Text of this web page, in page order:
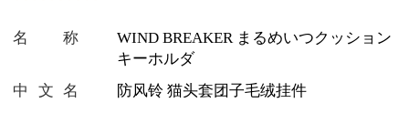
名称
WIND BREAKER まるめいつクッション
キーホルダ
中文名
防风铃 猫头套团子毛绒挂件